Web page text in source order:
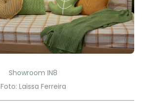
Showroom IN8
Foto: Laissa Ferreira